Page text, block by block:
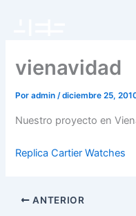
vienavidad
Poradmin/diciembre 25,
Nuestro proyecto en
Replica Cartier Watches
ANTERIOR